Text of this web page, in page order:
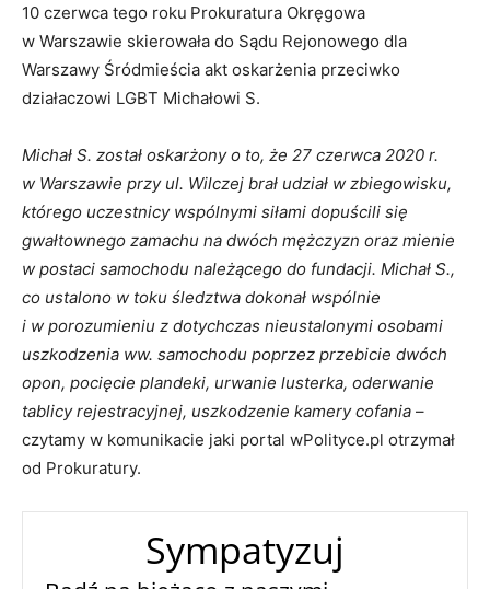
10 czerwca tego roku Prokuratura Okręgowa
w Warszawie skierowała do Sądu Rejonowego dla
Warszawy Śródmieścia akt oskarżenia przeciwko
działaczowi LGBT Michałowi S.
Michał S. został oskarżony o to, że 27 czerwca 2020 r.
w Warszawie przy ul. Wilczej brał udział w zbiegowisku,
którego uczestnicy wspólnymi siłami dopuścili się
gwałtownego zamachu na dwóch mężczyzn oraz mienie
w postaci samochodu należącego do fundacji. Michał S.,
co ustalono w toku śledztwa dokonał wspólnie
i w porozumieniu z dotychczas nieustalonymi osobami
uszkodzenia ww. samochodu poprzez przebicie dwóch
opon, pocięcie plandeki, urwanie lusterka, oderwanie
tablicy rejestracyjnej, uszkodzenie kamery cofania –
czytamy w komunikacie jaki portal wPolityce.pl otrzymał
od Prokuratury.
Sympatyzuj